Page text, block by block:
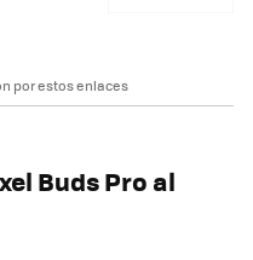
por estos enlaces
Buds Pro al